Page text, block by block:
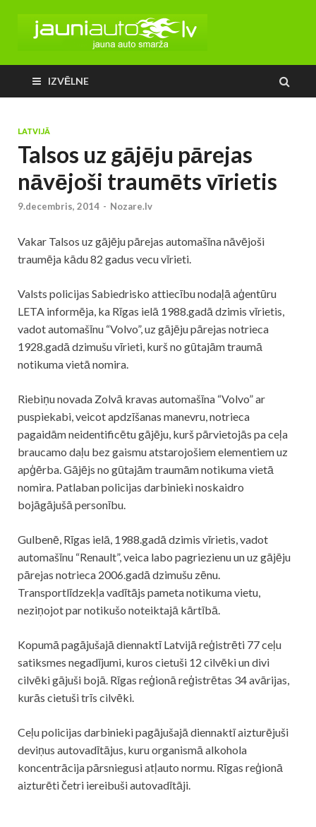
IZVĒLNE
LATVIJĀ
Talsos uz gājēju pārejas
nāvējoši traumēts vīrietis
9.decembris, 2014 - Nozare.lv
Vakar Talsos uz gājēju pārejas automašīna nāvējoši
traumēja kādu 82 gadus vecu vīrieti.
Valsts policijas Sabiedrisko attiecību nodaļā aģentūru
LETA informēja, ka Rīgas ielā 1988.gadā dzimis vīrietis,
vadot automašīnu “Volvo”, uz gājēju pārejas notrieca
1928.gadā dzimušu vīrieti, kurš no gūtajām traumā
notikuma vietā nomira.
Riebiņu novada Zolvā kravas automašīna “Volvo” ar
puspiekabi, veicot apdzīšanas manevru, notrieca
pagaidām neidentificētu gājēju, kurš pārvietojās pa ceļa
braucamo daļu bez gaismu atstarojošiem elementiem uz
apģērba. Gājējs no gūtajām traumām notikuma vietā
nomira. Patlaban policijas darbinieki noskaidro
bojāgājušā personību.
Gulbenē, Rīgas ielā, 1988.gadā dzimis vīrietis, vadot
automašīnu “Renault”, veica labo pagriezienu un uz gājēju
pārejas notrieca 2006.gadā dzimušu zēnu.
Transportlīdzekļa vadītājs pameta notikuma vietu,
neziņojot par notikušo noteiktajā kārtībā.
Kopumā pagājušajā diennaktī Latvijā reģistrēti 77 ceļu
satiksmes negadījumi, kuros cietuši 12 cilvēki un divi
cilvēki gājuši bojā. Rīgas reģionā reģistrētas 34avārijas,
kurās cietuši trīs cilvēki.
Ceļu policijas darbinieki pagājušajā diennaktī aizturējuši
deviņus autovadītājus, kuru organismā alkohola
koncentrācija pārsniegusi atļauto normu. Rīgas reģionā
aizturēti četri iereibuši autovadītāji.